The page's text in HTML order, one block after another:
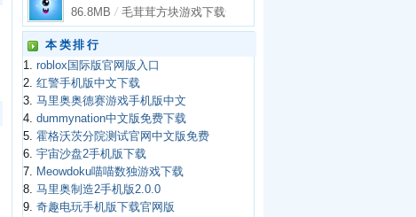
86.8MB/ 毛茸茸方块游戏下载安卓版
本类排行
1. roblox国际版官网版入口
2. 红警手机版中文下载
3. 马里奥奥德赛游戏手机版中文
4. dummynation中文版免费下载
5. 霍格沃茨分院测试官网中文版免费
6. 宇宙沙盘2手机版下载
7. Meowdoku喵喵数独游戏下载
8. 马里奥制造2手机版2.0.0
9. 奇趣电玩手机版下载官网版